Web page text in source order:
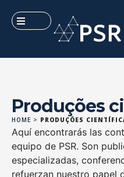
Produções
HOME > PRODUÇÕES
Aquí encontrarás las
equipo de PSR. Son
especializadas,
refuerzan nuestro papel